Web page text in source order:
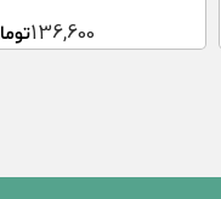
136,600